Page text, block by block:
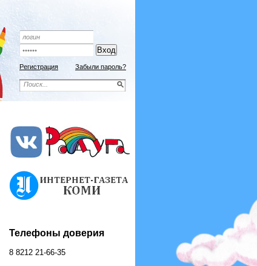
Регистрация Забыли пароль?
Телефоны доверия
8 8212 21-66-35